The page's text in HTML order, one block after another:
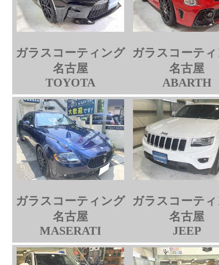
ガラスコーティング
名古屋
TOYOTA
ガラスコーテ
名古屋
ABARTH
ガラスコーティング
名古屋
MASERATI
ガラスコーテ
名古屋
JEEP